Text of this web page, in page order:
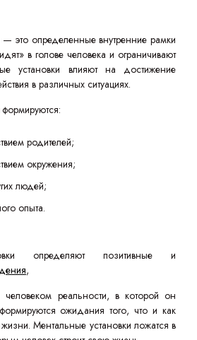
— это определенные внутренние рамки
в голове человека и ограничивают
установки влияют на достижение
в различных ситуациях.
родителей;
окружения;
людей;
опыта.
определяют позитивные и
,
человеком реальности, в которой он
ожидания того, что и как
Ментальные установки ложатся в